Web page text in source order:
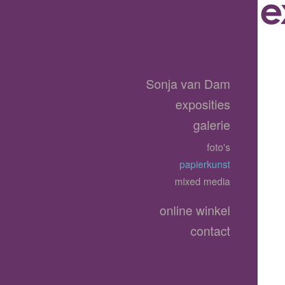
Sonja van Dam
exposities
galerie
foto's
papierkunst
mixed media
online winkel
contact